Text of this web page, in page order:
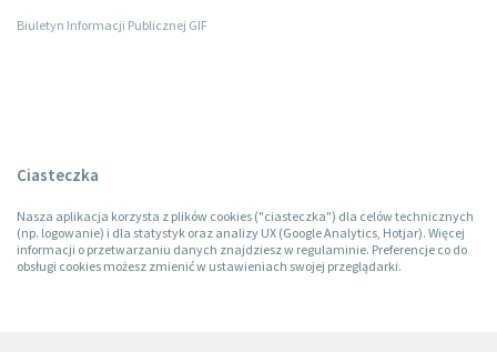
Biuletyn Informacji Publicznej GIF
Ciasteczka
Nasza aplikacja korzysta z plików cookies ("ciasteczka") dla celów technicznych
(np. logowanie) i dla statystyk oraz analizy UX (Google Analytics, Hotjar). Więcej
informacji o przetwarzaniu danych znajdziesz w regulaminie. Preferencje co do
obsługi cookies możesz zmienić w ustawieniach swojej przeglądarki.